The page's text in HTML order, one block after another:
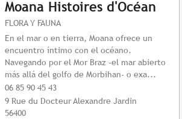
Moana Histoires d'Océan
FLORA Y FAUNA
En el mar o en tierra, Moana ofrece un
encuentro íntimo con el océano.
Navegando por el Mor Braz -el mar abierto
más allá del golfo de Morbihan- o exa...
06 85 90 45 43
9 Rue du Docteur Alexandre Jardin
56400